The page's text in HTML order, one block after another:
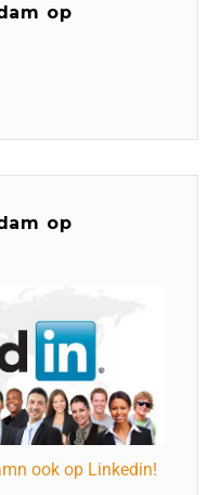
op
op
ook op Linkedin!